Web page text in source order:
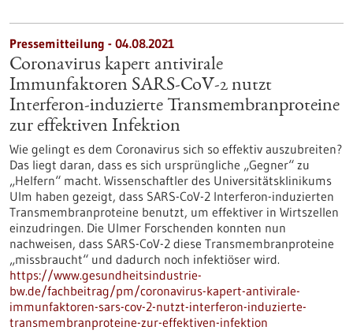
Pressemitteilung - 04.08.2021
Coronavirus kapert antivirale
Immunfaktoren SARS-CoV-2 nutzt
Interferon-induzierte Transmembranproteine
zur effektiven Infektion
Wie gelingt es dem Coronavirus sich so effektiv auszubreiten?
Das liegt daran, dass es sich ursprüngliche „Gegner“ zu
„Helfern“ macht. Wissenschaftler des Universitätsklinikums
Ulm haben gezeigt, dass SARS-CoV-2 Interferon-induzierten
Transmembranproteine benutzt, um effektiver in Wirtszellen
einzudringen. Die Ulmer Forschenden konnten nun
nachweisen, dass SARS-CoV-2 diese Transmembranproteine
„missbraucht“ und dadurch noch infektiöser wird.
https://www.gesundheitsindustrie-
bw.de/fachbeitrag/pm/coronavirus-kapert-antivirale-
immunfaktoren-sars-cov-2-nutzt-interferon-induzierte-
transmembranproteine-zur-effektiven-infektion